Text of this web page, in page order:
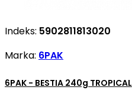
Indeks: 5902811813020
Marka: 6PAK
6PAK - BESTIA 240g TROPICAL